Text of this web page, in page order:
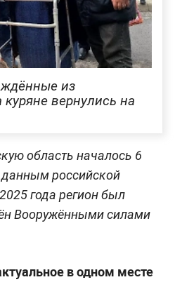
из
вернулись на
область началось 6
данным российской
года регион был
Вооружёнными силами
в одном месте